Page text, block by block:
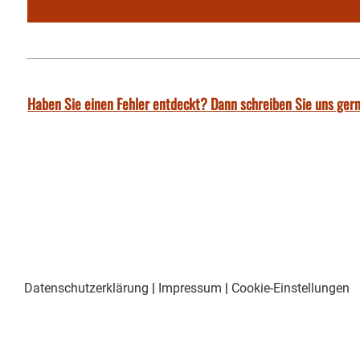
Haben Sie einen Fehler entdeckt? Dann schreiben Sie uns
Datenschutzerklärung | Impressum | Cookie-Einstellungen